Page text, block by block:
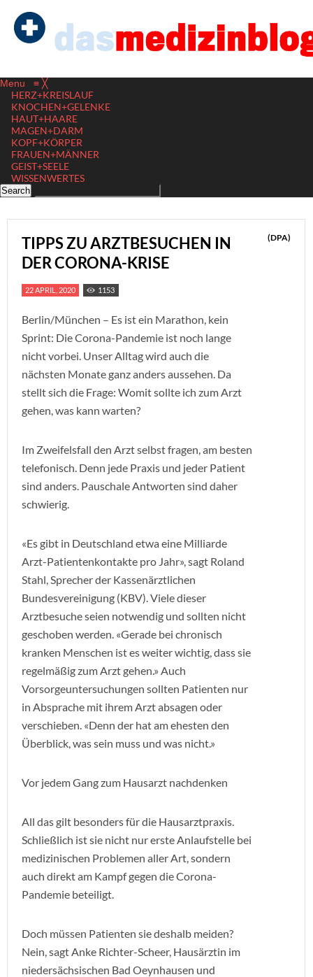
Menu ≡ ╳
HERZ+KREISLAUF
KNOCHEN+GELENKE
HAUT+HAARE
MAGEN+DARM
KOPF+KÖRPER
FRAUEN+MÄNNER
GEIST+SEELE
WISSENWERTES
TIPPS ZU ARZTBESUCHEN IN
DER CORONA-KRISE
(DPA)
22 APRIL, 2020 1153
Berlin/München – Es ist ein Marathon, kein
Sprint: Die Corona-Pandemie ist noch lange
nicht vorbei. Unser Alltag wird auch die
nächsten Monate ganz anders aussehen. Da
stellt sich die Frage: Womit sollte ich zum Arzt
gehen, was kann warten?
Im Zweifelsfall den Arzt selbst fragen, am besten
telefonisch. Denn jede Praxis und jeder Patient
sind anders. Pauschale Antworten sind daher
schwierig.
«Es gibt in Deutschland etwa eine Milliarde
Arzt-Patientenkontakte pro Jahr», sagt Roland
Stahl, Sprecher der Kassenärztlichen
Bundesvereinigung (KBV). Viele dieser
Arztbesuche seien notwendig und sollten nicht
geschoben werden. «Gerade bei chronisch
kranken Menschen ist es weiter wichtig, dass sie
regelmäßig zum Arzt gehen.» Auch
Vorsorgeuntersuchungen sollten Patienten nur
in Absprache mit ihrem Arzt absagen oder
verschieben. «Denn der hat am ehesten den
Überblick, was sein muss und was nicht.»
Vor jedem Gang zum Hausarzt nachdenken
All das gilt besonders für die Hausarztpraxis.
Schließlich ist sie nicht nur erste Anlaufstelle bei
medizinischen Problemen aller Art, sondern
auch direkt am Kampf gegen die Corona-
Pandemie beteiligt.
Doch müssen Patienten sie deshalb meiden?
Nein, sagt Anke Richter-Scheer, Hausärztin im
niedersächsischen Bad Oeynhausen und